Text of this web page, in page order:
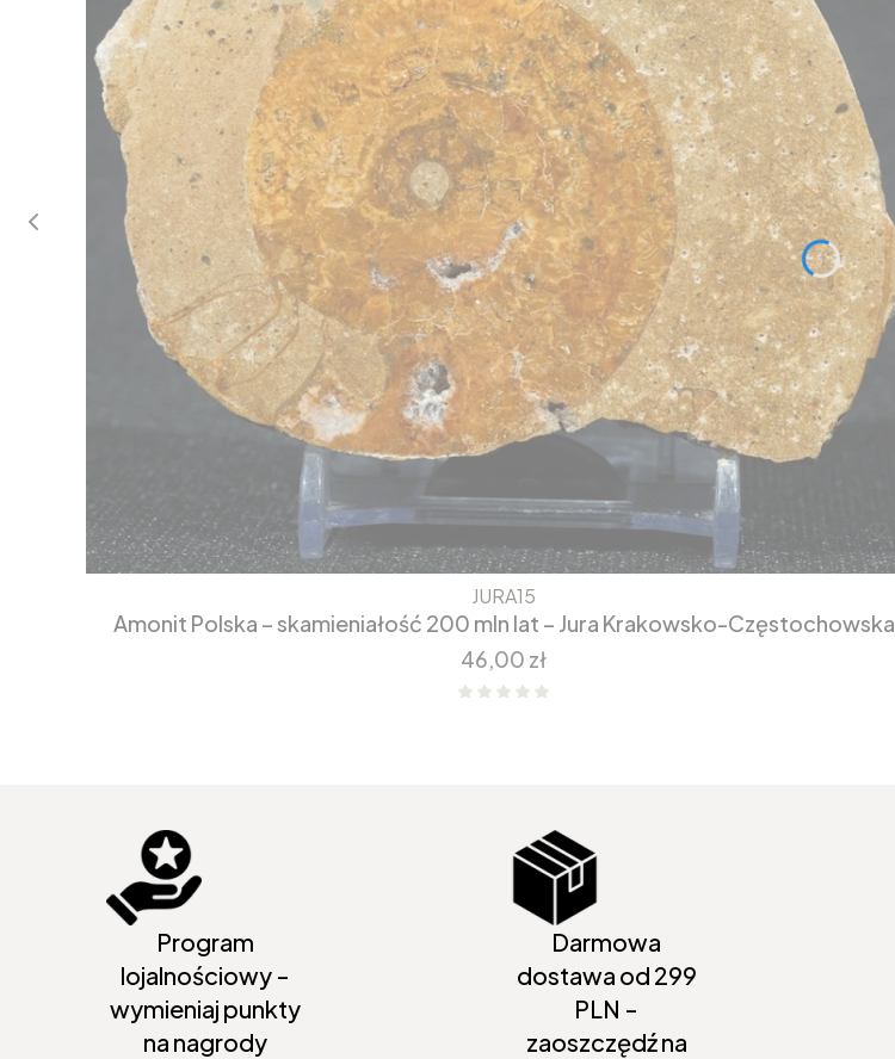
JURA15
Amonit Polska – skamieniałość 200 mln lat – Jura Krakowsko-Częstochowska
Cena
46,00 zł
Program
lojalnościowy -
wymieniaj punkty
na nagrody
Darmowa
dostawa od 299
PLN -
zaoszczędź na